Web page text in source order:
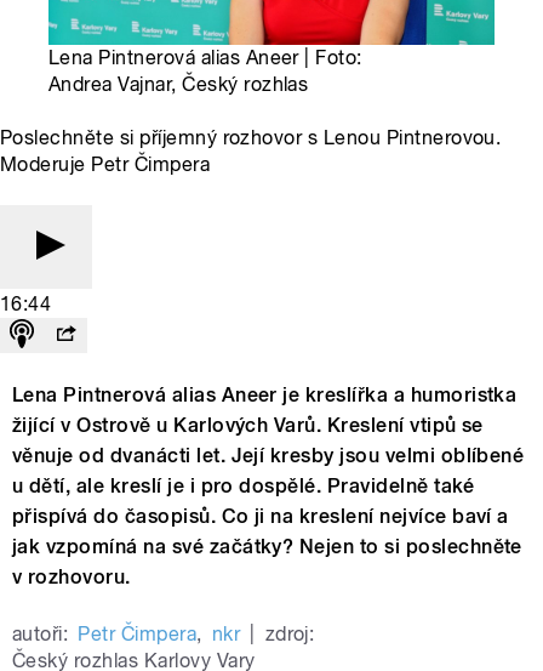
Lena Pintnerová alias Aneer | Foto:
Andrea Vajnar, Český rozhlas
Poslechněte si příjemný rozhovor s Lenou Pintnerovou.
Moderuje Petr Čimpera
16:44
Lena Pintnerová alias Aneer je kreslířka a humoristka
žijící v Ostrově u Karlových Varů. Kreslení vtipů se
věnuje od dvanácti let. Její kresby jsou velmi oblíbené
u dětí, ale kreslí je i pro dospělé. Pravidelně také
přispívá do časopisů. Co ji na kreslení nejvíce baví a
jak vzpomíná na své začátky? Nejen to si poslechněte
v rozhovoru.
autoři: Petr Čimpera, nkr
zdroj:
Český rozhlas Karlovy Vary